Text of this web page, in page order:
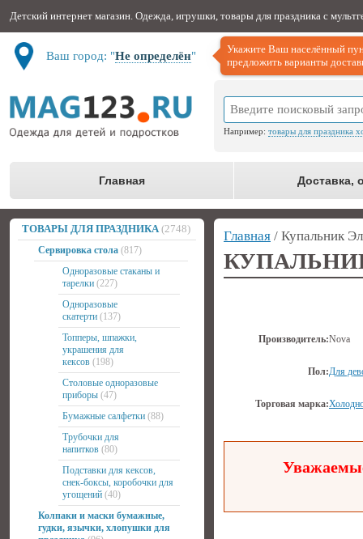
Детский интернет магазин. Одежда, игрушки, товары для праздника с
Ваш город: "Не определён"
Укажите Ваш населённый
предложить варианты
Например: товары для праздника
Главная Доставка,
ТОВАРЫ ДЛЯ ПРАЗДНИКА (2748)
Сервировка стола (817)
Одноразовые стаканы и
тарелки (227)
Одноразовые
скатерти (137)
Топперы, шпажки,
украшения для
кексов (198)
Столовые одноразовые
приборы (47)
Бумажные салфетки (88)
Трубочки для
напитков (80)
Подставки для кексов,
снек-боксы, коробочки для
угощений (40)
Колпаки и маски бумажные,
гудки, язычки, хлопушки для
Главная / Купальник
Производитель:Nova
Пол:Для
Торговая марка: